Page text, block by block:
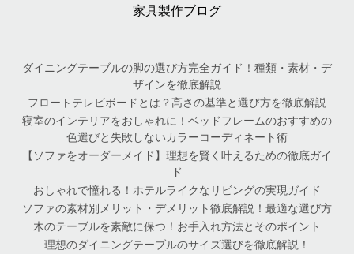
家具製作ブログ
ダイニングテーブルの脚の選び方完全ガイド！種類・素材・デ
ザインを徹底解説
フロートテレビボードとは？高さの基準と選び方を徹底解説
寝室のインテリアをおしゃれに！ベッドフレームのおすすめの
色選びと失敗しないカラーコーディネート術
【ソファをオーダーメイド】理想を賢く叶えるための徹底ガイ
ド
おしゃれで憧れる！ホテルライクなリビングの実現ガイド
ソファの素材別メリット・デメリット徹底解説！最適な選び方
木のテーブルを素敵に保つ！お手入れ方法とそのポイント
理想のダイニングテーブルのサイズ選びを徹底解説！